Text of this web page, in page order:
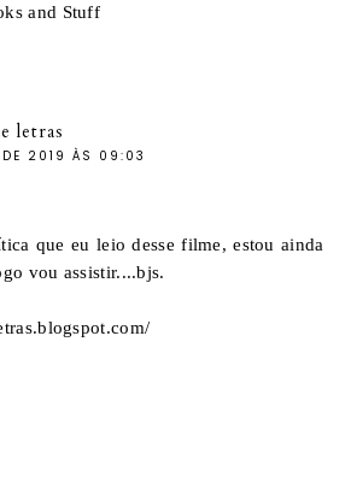
and Stuff
letras
DE 2019 ÀS 09:03
que eu leio desse filme, estou ainda
vou assistir....bjs.